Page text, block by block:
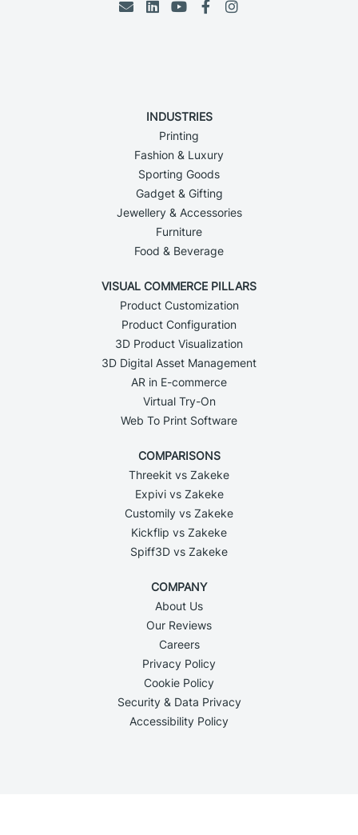
INDUSTRIES
Printing
Fashion & Luxury
Sporting Goods
Gadget & Gifting
Jewellery & Accessories
Furniture
Food & Beverage
VISUAL COMMERCE PILLARS
Product Customization
Product Configuration
3D Product Visualization
3D Digital Asset Management
AR in E-commerce
Virtual Try-On
Web To Print Software
COMPARISONS
Threekit vs Zakeke
Expivi vs Zakeke
Customily vs Zakeke
Kickflip vs Zakeke
Spiff3D vs Zakeke
COMPANY
About Us
Our Reviews
Careers
Privacy Policy
Cookie Policy
Security & Data Privacy
Accessibility Policy